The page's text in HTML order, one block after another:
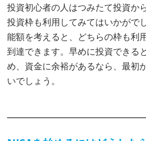
投資初心者の人はつみたて投資か
投資枠も利用してみてはいかがで
能額を考えると、どちらの枠も利
到達できます。早めに投資できる
め、資金に余裕があるなら、最初
いでしょう。